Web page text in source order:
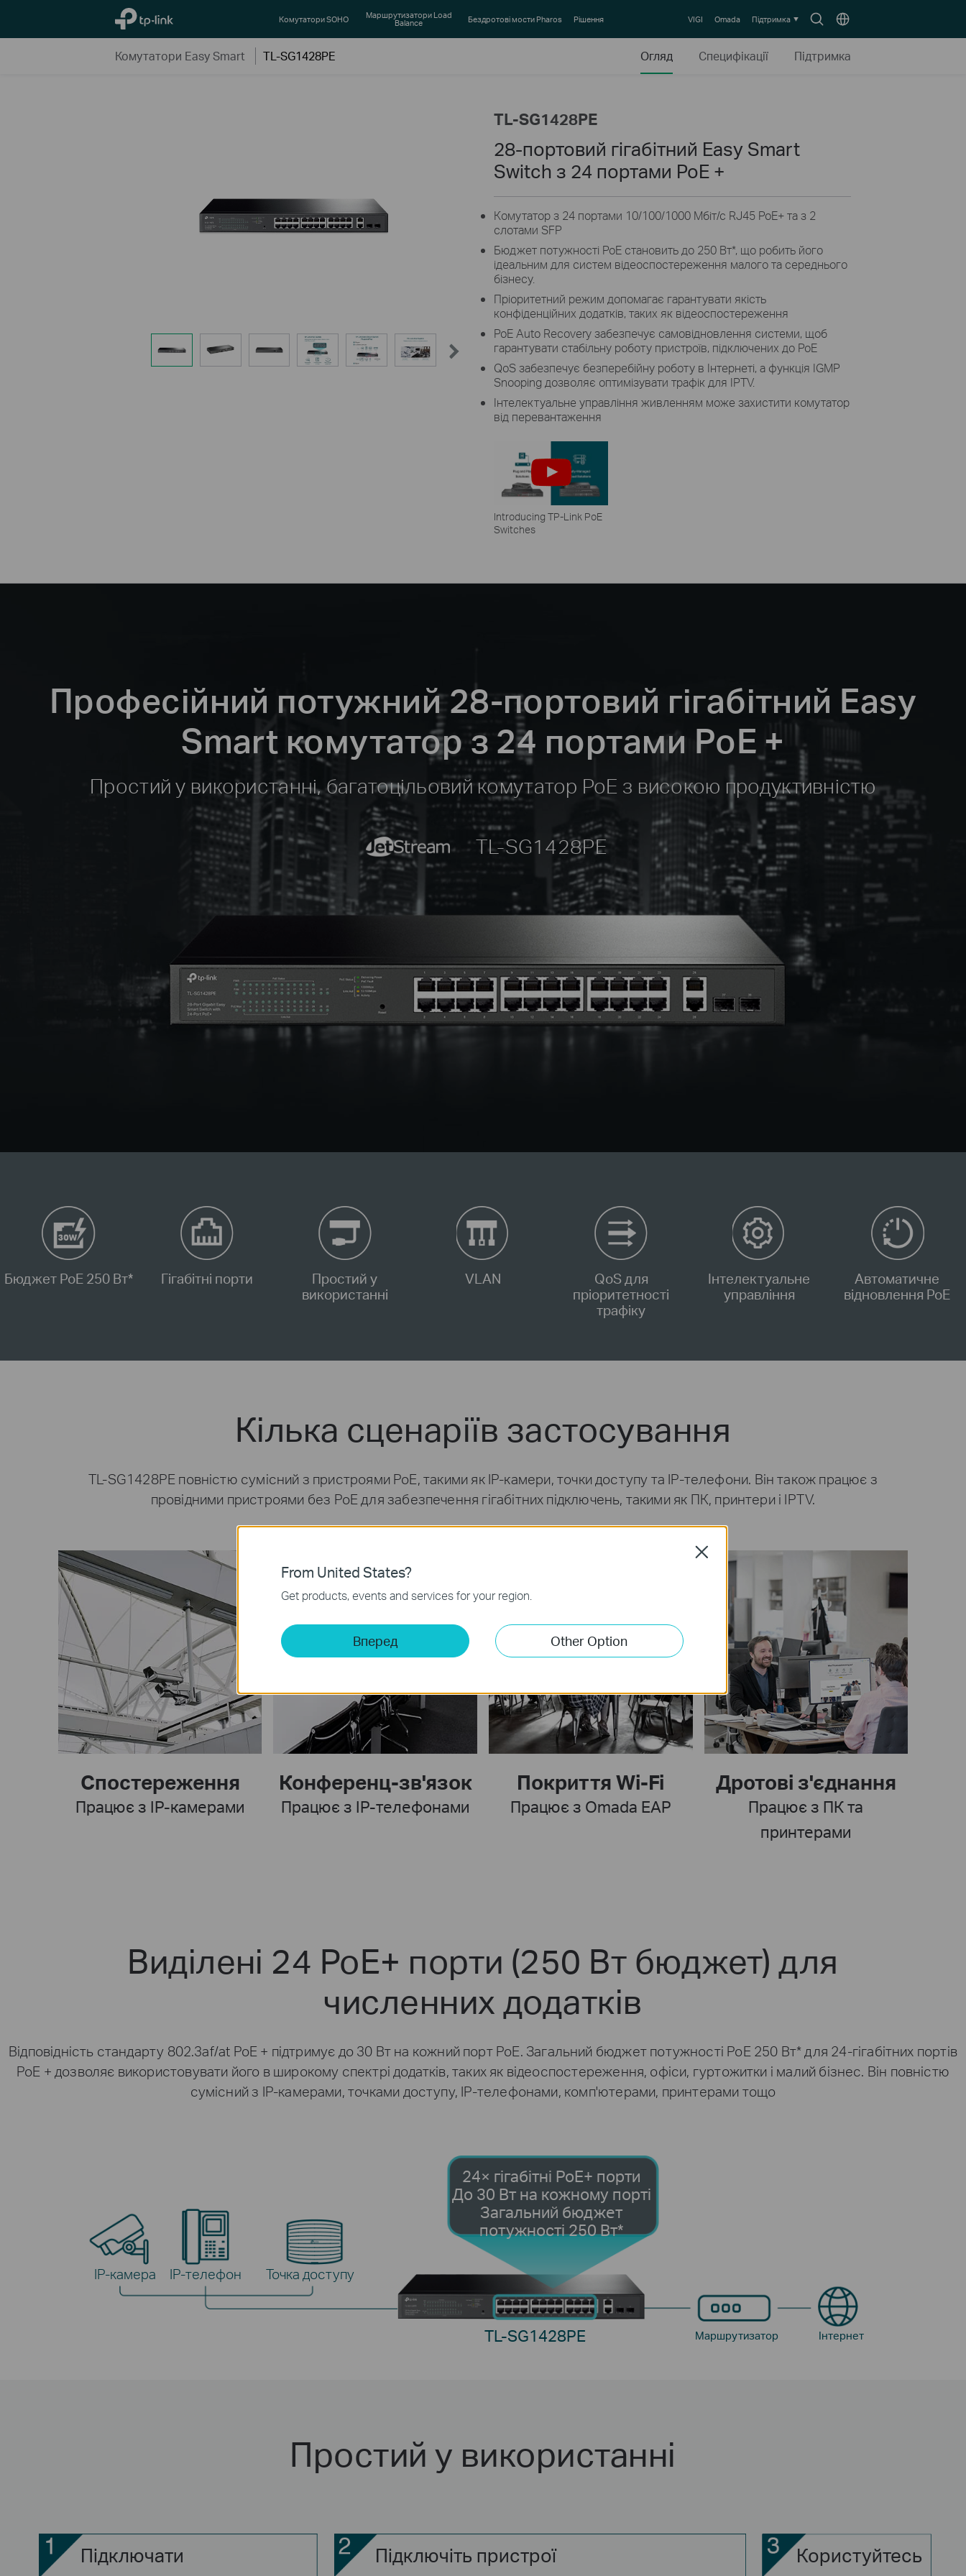
TP-Link, Reliably Smart ПошукОберіть
Комутатори SOHO Маршрутизатори Load
Balance Бездротові мости Pharos Рішення VIGI Omada Підтримка
Комутатори Easy Smart TL-SG1428PE Огляд Специфікації Підтримка
TL-SG1428PE
28-портовий гігабітний Easy Smart
Switch з 24 портами PoE +
Комутатор з 24 портами 10/100/1000 Мбіт/с RJ45 PoE+ та з 2
слотами SFP
Бюджет потужності PoE становить до 250 Вт*, що робить його
ідеальним для систем відеоспостереження малого та середнього
бізнесу.
Пріоритетний режим допомагає гарантувати якість
конфіденційних додатків, таких як відеоспостереження
PoE Auto Recovery забезпечує самовідновлення системи, щоб
гарантувати стабільну роботу пристроїв, підключених до PoE
QoS забезпечує безперебійну роботу в Інтернеті, а функція IGMP
Snooping дозволяє оптимізувати трафік для IPTV.
Інтелектуальне управління живленням може захистити комутатор
від перевантаження
Introducing TP-Link PoE
Switches
Професійний потужний 28-портовий гігабітний Easy
Smart комутатор з 24 портами PoE +
Простий у використанні, багатоцільовий комутатор PoE з високою продуктивністю
JetStream TL-SG1428PE
Бюджет PoE 250 Вт* Гігабітні порти
Простий у
використанні
VLAN
QoS для
пріоритетності
трафіку
Інтелектуальне
управління
Автоматичне
відновлення PoE
Кілька сценаріїв застосування
TL-SG1428PE повністю сумісний з пристроями PoE, такими як IP-камери, точки доступу та IP-телефони. Він також працює з
провідними пристроями без PoE для забезпечення гігабітних підключень, такими як ПК, принтери і IPTV.
Спостереження
Працює з IP-камерами
Конференц-зв'язок
Працює з IP-телефонами
Покриття Wi-Fi
Працює з Omada EAP
Дротові з'єднання
Працює з ПК та
принтерами
Виділені 24 PoE+ порти (250 Вт бюджет) для
численних додатків
Відповідність стандарту 802.3af/at PoE + підтримує до 30 Вт на кожний порт PoE. Загальний бюджет потужності PoE 250 Вт*для 24-гігабітних портів
PoE + дозволяє використовувати його в широкому спектрі додатків, таких як відеоспостереження, офіси, гуртожитки і малий бізнес. Він повністю
сумісний з IP-камерами, точками доступу, IP-телефонами, комп'ютерами, принтерами тощо
24× гігабітні PoE+ порти
До 30 Вт на кожному порті
Загальний бюджет
потужності 250 Вт*
TL-SG1428PE Маршрутизатор Інтернет
IP-камера IP-телефон Точка доступу
Простий у використанні
Підключати Підключіть пристрої Користуйтесь
From United States?
Get products, events and services for your region.
Вперед Other Option
Close